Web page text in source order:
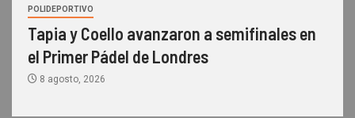
POLIDEPORTIVO
Tapia y Coello avanzaron a semifinales en
el Primer Pádel de Londres
8 agosto, 2026